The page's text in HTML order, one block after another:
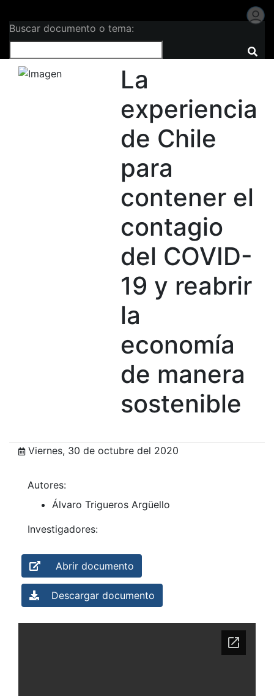
Buscar documento o tema:
La
experiencia
de Chile
para
contener el
contagio
del COVID-
19 y reabrir
la
economía
de manera
sostenible
Viernes, 30 de octubre del 2020
Autores:
Álvaro Trigueros Argüello
Investigadores:
Abrir documento
Descargar documento